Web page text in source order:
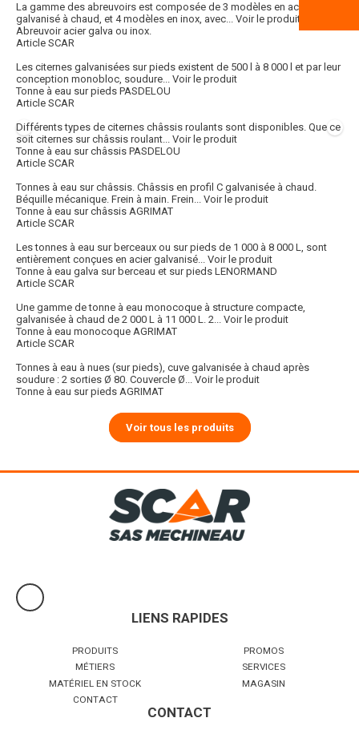
La gamme des abreuvoirs est composée de 3 modèles en acier
galvanisé à chaud, et 4 modèles en inox, avec... Voir le produit
Abreuvoir acier galva ou inox.
Article SCAR
Les citernes galvanisées sur pieds existent de 500 l à 8 000 l et par leur
conception monobloc, soudure... Voir le produit
Tonne à eau sur pieds PASDELOU
Article SCAR
Différents types de citernes châssis roulants sont disponibles. Que ce
soit citernes sur châssis roulant... Voir le produit
Tonne à eau sur châssis PASDELOU
Article SCAR
Tonnes à eau sur châssis. Châssis en profil C galvanisée à chaud.
Béquille mécanique. Frein à main. Frein... Voir le produit
Tonne à eau sur châssis AGRIMAT
Article SCAR
Les tonnes à eau sur berceaux ou sur pieds de 1 000 à 8 000 L, sont
entièrement conçues en acier galvanisé... Voir le produit
Tonne à eau galva sur berceau et sur pieds LENORMAND
Article SCAR
Une gamme de tonne à eau monocoque à structure compacte,
galvanisée à chaud de 2 000 L à 11 000 L. 2... Voir le produit
Tonne à eau monocoque AGRIMAT
Article SCAR
Tonnes à eau à nues (sur pieds), cuve galvanisée à chaud après
soudure : 2 sorties Ø 80. Couvercle Ø... Voir le produit
Tonne à eau sur pieds AGRIMAT
Voir tous les produits
LIENS RAPIDES
PRODUITS
PROMOS
MÉTIERS
SERVICES
MATÉRIEL EN STOCK
MAGASIN
CONTACT
CONTACT